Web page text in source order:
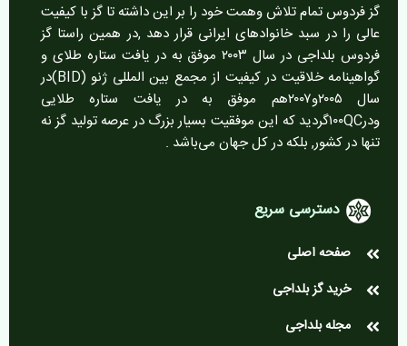
گز فردوس تمام تلاش وهمت خود را بر این داشته تا گز با کیفیت
عالی را در سبد خانوادهای ایرانی قرار دهد ,در همین راستا گز
فردوس بلداجی در سال ۲۰۰۳ موفق به در یافت ستاره طلای و
گواهینامه خلاقیت در کیفیت از مجمع بین المللی ژنو (BID)در
سال ۲۰۰۵و۲۰۰۷هم موفق به در یافت ستاره طلایی
ودر۱۰۰QCگردید که این موفقیت بسیار بزرگ در عرصه تولید گز نه
تنها در کشور, بلکه در کل جهان می‌باشد .
دسترسی سریع
صفحه اصلی
خرید گز بلداجی
مجله بلداجی